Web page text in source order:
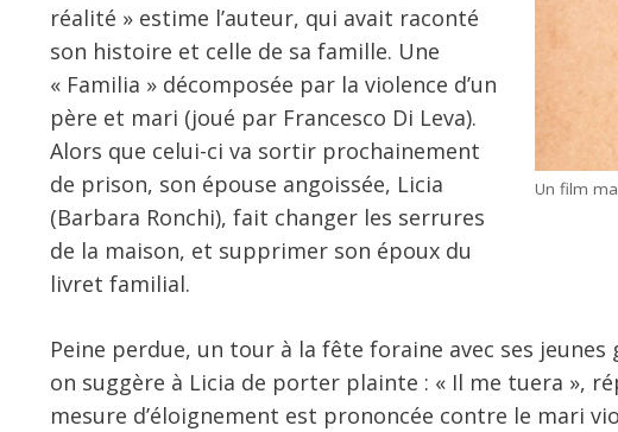
Un film
réalité » estime l’auteur, qui avait raconté
son histoire et celle de sa famille. Une
« Familia » décomposée par la violence d’un
père et mari (joué par Francesco Di Leva).
Alors que celui-ci va sortir prochainement
de prison, son épouse angoissée, Licia
(Barbara Ronchi), fait changer les serrures
de la maison, et supprimer son époux du
livret familial.
Peine perdue, un tour à la fête foraine avec ses
on suggère à Licia de porter plainte : « Il me tuera »,
mesure d’éloignement est prononcée contre le mari